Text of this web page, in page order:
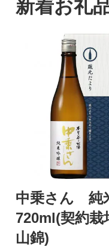
新着お礼
中乗さん 純
720ml(契約
山錦)